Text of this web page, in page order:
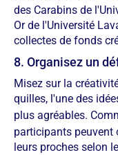
des Carabins de
Or de l'Université
collectes de fonds
8. Organisez un
Misez sur la
quilles, l'une des
plus agréables.
participants peuvent
leurs proches selon